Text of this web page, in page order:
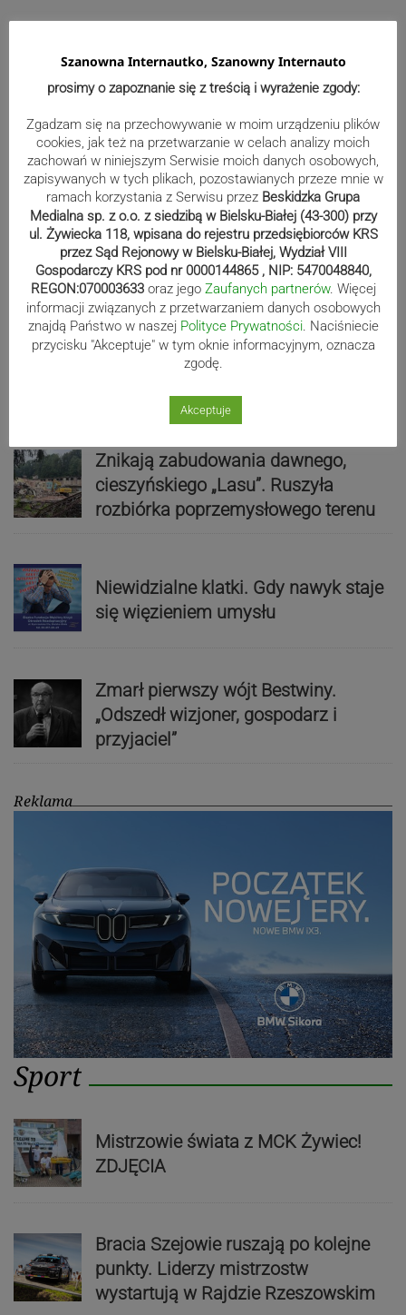
Wydarzenia
Kolarze przemknęli przez region
Zobacz, jak wygląda przejażdżka
Znikają zabudowania dawnego,
cieszyńskiego „Lasu”. Ruszyła
rozbiórka poprzemysłowego terenu
Niewidzialne klatki. Gdy nawyk staje
się więzieniem umysłu
Zmarł pierwszy wójt Bestwiny.
„Odszedł wizjoner, gospodarz i
przyjaciel”
Reklama
Sport
Mistrzowie świata z MCK Żywiec!
ZDJĘCIA
Bracia Szejowie ruszają po kolejne
punkty. Liderzy mistrzostw
wystartują w Rajdzie Rzeszowskim
Szanowna Internautko, Szanowny Internauto
prosimy o zapoznanie się z treścią i wyrażenie zgody:
Zgadzam się na przechowywanie w moim urządzeniu plików
cookies, jak też na przetwarzanie w celach analizy moich
zachowań w niniejszym Serwisie moich danych osobowych,
zapisywanych w tych plikach, pozostawianych przeze mnie w
ramach korzystania z Serwisu przez Beskidzka Grupa
Medialna sp. z o.o. z siedzibą w Bielsku-Białej (43-300) przy
ul. Żywiecka 118, wpisana do rejestru przedsiębiorców KRS
przez Sąd Rejonowy w Bielsku-Białej, Wydział VIII
Gospodarczy KRS pod nr 0000144865 , NIP: 5470048840,
REGON:070003633 oraz jego Zaufanych partnerów. Więcej
informacji związanych z przetwarzaniem danych osobowych
znajdą Państwo w naszej Polityce Prywatności. Naciśniecie
przycisku "Akceptuje" w tym oknie informacyjnym, oznacza
zgodę.
Akceptuje